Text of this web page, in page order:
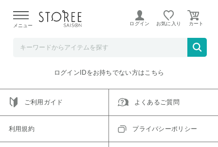
よる配送遅延が発生しております。
メニュー ログイン お気に入り
ご指定のアイテムは取り扱い終了、またはただいま取り扱い
トップへ戻る
ログインIDをお持ちでない方はこちら
ご利用ガイド よくあるご質問
利用規約 プライバシーポリシー